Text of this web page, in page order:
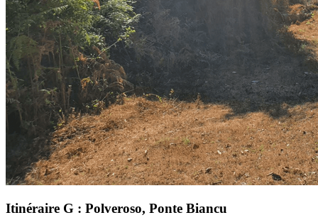
Itinéraire G : Polveroso, Ponte Biancu